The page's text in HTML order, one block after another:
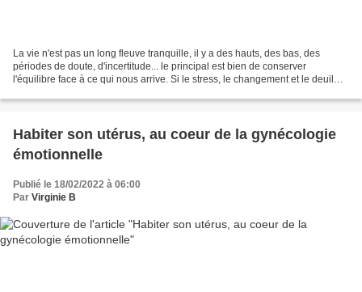
La vie n'est pas un long fleuve tranquille, il y a des hauts, des bas, des
périodes de doute, d'incertitude... le principal est bien de conserver
l'équilibre face à ce qui nous arrive. Si le stress, le changement et le deuil
Habiter son utérus, au coeur de la gynécologie
émotionnelle
Publié le 18/02/2022 à 06:00
Par Virginie B